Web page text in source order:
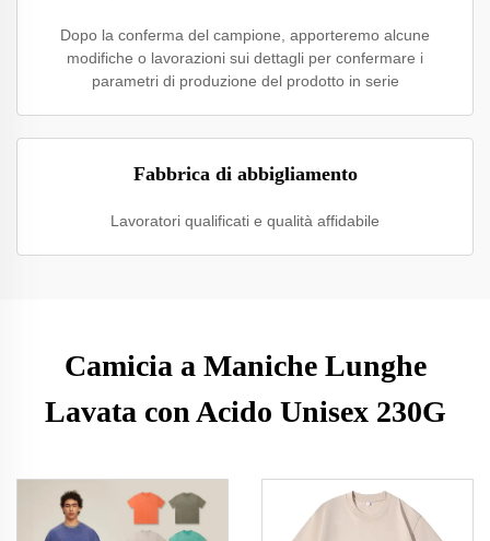
Dopo la conferma del campione, apporteremo alcune
modifiche o lavorazioni sui dettagli per confermare i
parametri di produzione del prodotto in serie
Fabbrica di abbigliamento
Lavoratori qualificati e qualità affidabile
Camicia a Maniche Lunghe
Lavata con Acido Unisex 230G